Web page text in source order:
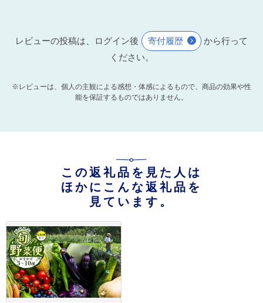
レビューの投稿は、ログイン後 寄付履歴
から行って
ください。
※レビューは、個人の主観による感想・体感によるもので、商品の効果や性
能を保証するものではありません。
この返礼品を見た人は
ほかにこんな返礼品を
見ています。